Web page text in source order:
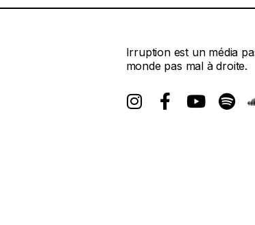
Irruption est un média
monde pas mal à droite.